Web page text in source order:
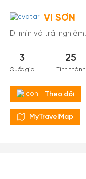
VI SƠN
Đi nhìn và trải nghiệm.
3
Quốc gia
25
Tỉnh thành
Theo dõi
MyTravelMap